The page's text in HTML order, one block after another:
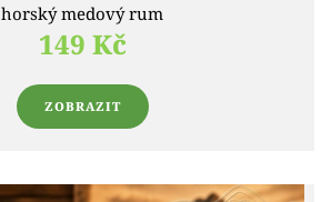
horský medový rum
149 Kč
ZOBRAZIT